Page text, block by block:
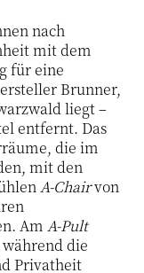
nach
mit dem
für eine
Brunner,
liegt –
entfernt. Das
die im
mit den
A-Chairvon
Am A-Pult
die
Privatheit